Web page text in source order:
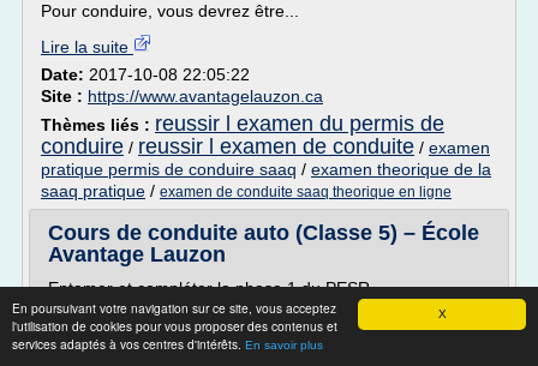
X
En poursuivant votre navigation sur ce site, vous acceptez
l'utilisation de cookies pour vous proposer des contenus et
services adaptés à vos centres d'intérêts. En savoir plus
Pour conduire, vous devrez être...
Lire la suite
Date: 2017-10-08 22:05:22
Site : https://www.avantagelauzon.ca
Thèmes liés : reussir l examen du permis de
conduire / reussir l examen de conduite / examen
pratique permis de conduire saaq / examen theorique de la
saaq pratique / examen de conduite saaq theorique en ligne
Cours de conduite auto (Classe 5) – École
Avantage Lauzon
Entamer et compléter la phase 1 du PESR.
Réussir l'examen théorique au module 5 chez Avantage
Lauzon.